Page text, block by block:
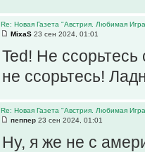
Re: Новая Газета "Австрия. Любимая
MixaS 23 сен 2024, 01:01
Ted! Не
не ссорьтесь!
Re: Новая Газета "Австрия. Любимая
пеппер 23 сен 2024, 01:01
Ну, я же не с